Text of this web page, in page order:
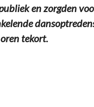
en zorgden
tekort.